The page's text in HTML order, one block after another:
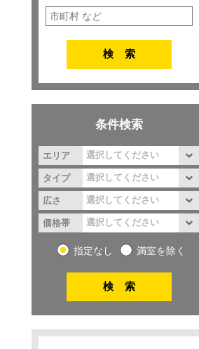
条件検索
エリア
タイプ
広さ
価格帯
指定なし 満室を除く